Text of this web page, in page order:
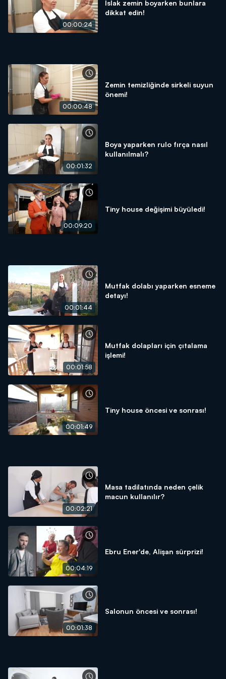
00:00:24
Islak zemin boyarken bunlara
dikkat edin!
00:00:48
Zemin temizliğinde sirkeli suyun
önemi!
00:01:32
Boya yaparken rulo fırça nasıl
kullanılmalı?
00:09:20
Tiny house değişimi büyüledi!
00:01:44
Mutfak dolabı yaparken esneme
detayı!
00:01:58
Mutfak dolapları için çıtalama
işlemi!
00:01:49
Tiny house öncesi ve sonrası!
00:02:21
Masa tadilatında neden çelik
macun kullanılır?
00:04:19
Ebru Ener'de, Alişan sürprizi!
00:01:38
Salonun öncesi ve sonrası!